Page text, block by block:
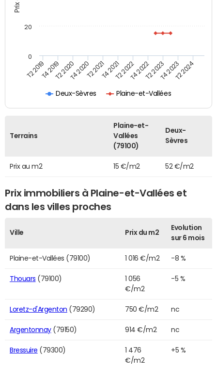
Deux-Sèvres Plaine-et-Vallées
T2 2019T4 2019T2 2020T4 2020T2 2021T4 2021T2 2022T4 2022T2 2023T4 2023T2 2024
0
20
Terrains
Plaine-et-
Vallées
(79100)
Deux-
Sèvres
Prix au m2 15 €/m2 52 €/m2
Prix immobiliers à Plaine-et-Vallées et
dans les villes proches
Ville Prix du m2
Evolution
sur 6 mois
Plaine-et-Vallées (79100) 1 016 €/m2 -8 %
Thouars (79100)
1 056
€/m2
-5 %
Loretz-d'Argenton (79290) 750 €/m2 nc
Argentonnay(79150) 914 €/m2 nc
Bressuire (79300)
1 476
€/m2
+5 %